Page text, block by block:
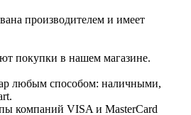
производителем и имеет
покупки в нашем магазине.
любым способом: наличными,